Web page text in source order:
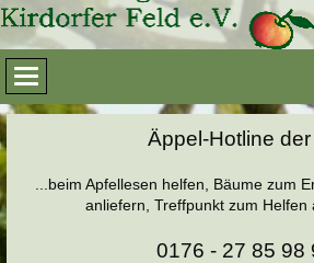
Äppel-Hotline der
...beim Apfellesen helfen, Bäume zum
anliefern, Treffpunkt zum Helfen
0176 - 27 85 98